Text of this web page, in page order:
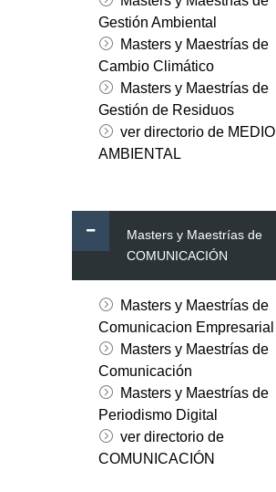
Gestión Ambiental
Masters y Maestrías de
Cambio Climático
Masters y Maestrías de
Gestión de Residuos
ver directorio de MEDIO
AMBIENTAL
Masters y Maestrías de
COMUNICACIÓN
Masters y Maestrías de
Comunicacion Empresarial
Masters y Maestrías de
Comunicación
Masters y Maestrías de
Periodismo Digital
ver directorio de
COMUNICACIÓN